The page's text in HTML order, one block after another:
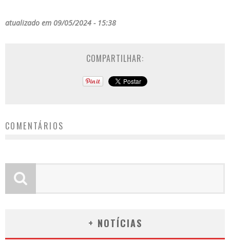
atualizado em 09/05/2024 - 15:38
COMPARTILHAR:
COMENTÁRIOS
+ NOTÍCIAS